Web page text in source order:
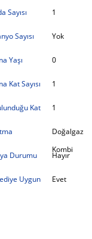
Sayısı 1
Sayısı Yok
Yaşı 0
Kat Sayısı 1
Kat 1
Doğalgaz
Kombi
Durumu Hayır
Uygun Evet